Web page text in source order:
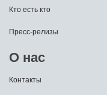
Кто есть кто
Пресс-релизы
О нас
Контакты